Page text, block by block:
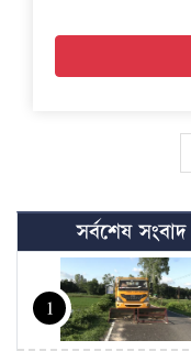
সর্বশেষ সংবাদ
1